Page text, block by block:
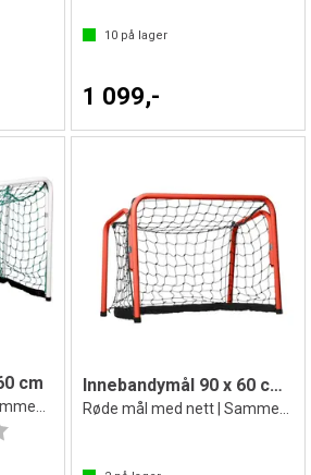
10på lager
1 099,-
cm
4.0 av 5 mulige
Innebandymål 90 x 60 cm | 1 stk